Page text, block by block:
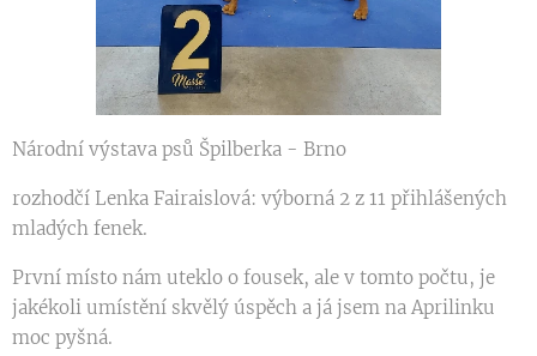
Národní výstava psů Špilberka - Brno
rozhodčí Lenka Fairaislová: výborná 2 z 11 přihlášených
mladých fenek.
První místo nám uteklo o fousek, ale v tomto počtu, je
jakékoli umístění skvělý úspěch a já jsem na Aprilinku
moc pyšná.